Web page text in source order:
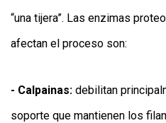
“una tijera”. Las enzimas
afectan el proceso son:
- Calpainas: debilitan
soporte que mantienen los